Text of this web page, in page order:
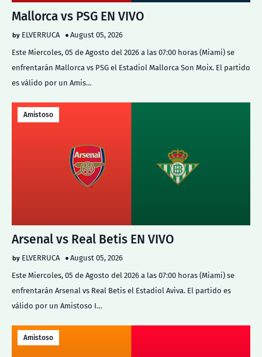
Mallorca vs PSG EN VIVO
ELVERRUCA
August 05, 2026
Este Miercoles, 05 de Agosto del 2026 a las 07:00 horas (Miami) se
enfrentarán Mallorca vs PSG el Estadiol Mallorca Son Moix. El partido
es válido por un Amis…
Amistoso
Arsenal vs Real Betis EN VIVO
ELVERRUCA
August 05, 2026
Este Miercoles, 05 de Agosto del 2026 a las 07:00 horas (Miami) se
enfrentarán Arsenal vs Real Betis el Estadiol Aviva. El partido es
válido por un Amistoso I…
Amistoso